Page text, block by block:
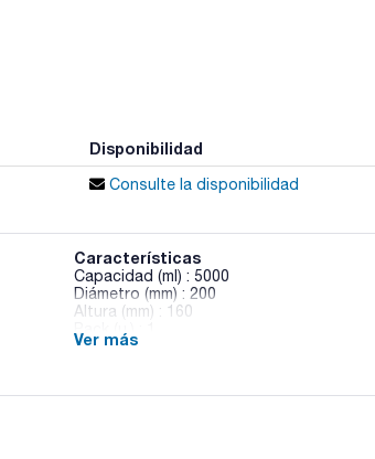
Disponibilidad
Consulte la disponibilidad
Características
Capacidad (ml) : 5000
Diámetro (mm) : 200
Altura (mm) : 160
Ver más